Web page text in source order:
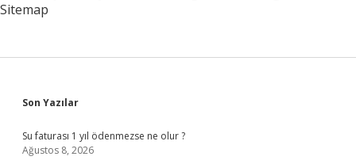
Sitemap
Sidebar
Son Yazılar
Su faturası 1 yıl ödenmezse ne olur ?
Ağustos 8, 2026